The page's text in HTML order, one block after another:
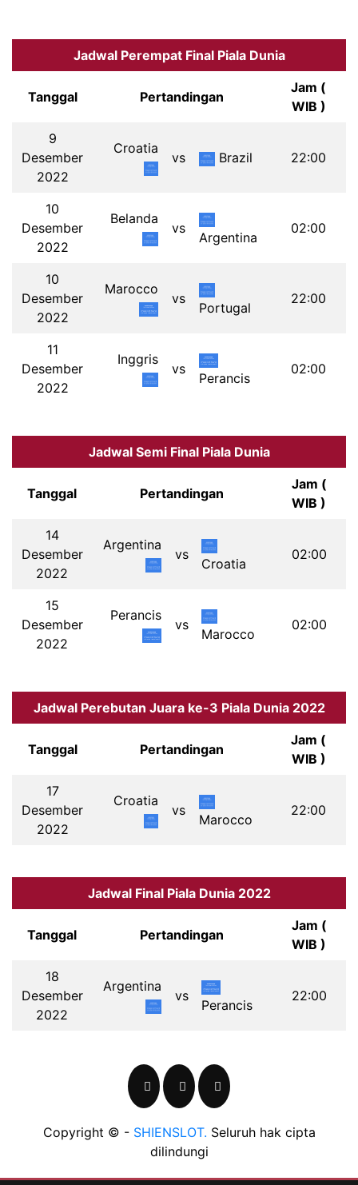
Jadwal Perempat Final Piala Dunia
Tanggal Pertandingan
Jam (
WIB )
9
Desember
2022
Croatia
vs Brazil 22:00
10
Desember
2022
Belanda
vs
Argentina
02:00
10
Desember
2022
Marocco
vs
Portugal
22:00
11
Desember
2022
Inggris
vs
Perancis
02:00
Jadwal Semi Final Piala Dunia
Tanggal Pertandingan
Jam (
WIB )
14
Desember
2022
Argentina
vs
Croatia
02:00
15
Desember
2022
Perancis
vs
Marocco
02:00
Jadwal Perebutan Juara ke-3 Piala Dunia 2022
Tanggal Pertandingan
Jam (
WIB )
17
Desember
2022
Croatia
vs
Marocco
22:00
Jadwal Final Piala Dunia 2022
Tanggal Pertandingan
Jam (
WIB )
18
Desember
2022
Argentina
vs
Perancis
22:00
Copyright © - SHIENSLOT. Seluruh hak cipta
dilindungi